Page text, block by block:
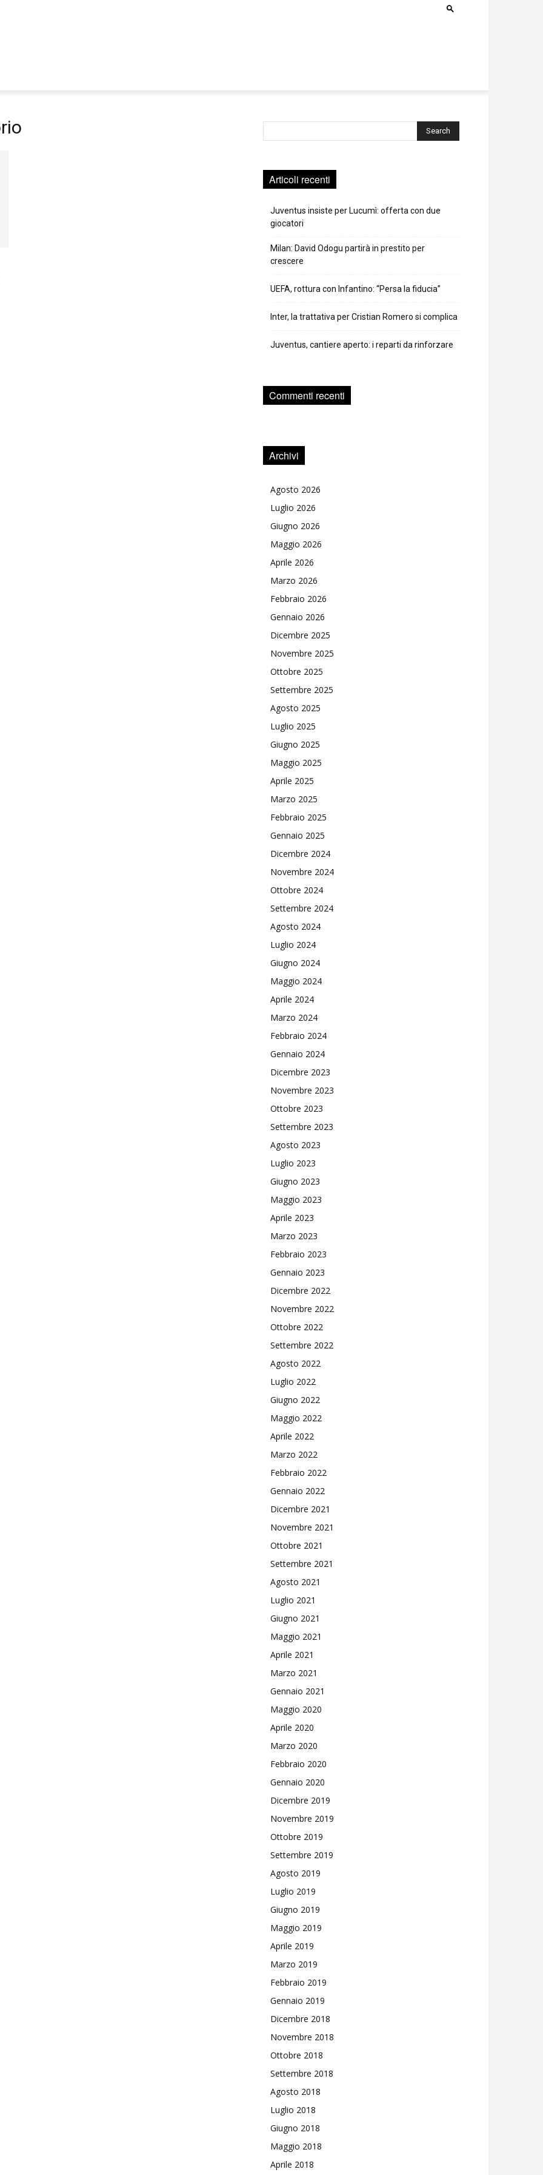
Articoli recenti
Juventus insiste per Lucumì: offerta con due
giocatori
Milan: David Odogu partirà in prestito per
crescere
UEFA, rottura con Infantino: “Persa la fiducia”
Inter, la trattativa per Cristian Romero si complica
Juventus, cantiere aperto: i reparti da rinforzare
Commenti recenti
Archivi
Agosto 2026
Luglio 2026
Giugno 2026
Maggio 2026
Aprile 2026
Marzo 2026
Febbraio 2026
Gennaio 2026
Dicembre 2025
Novembre 2025
Ottobre 2025
Settembre 2025
Agosto 2025
Luglio 2025
Giugno 2025
Maggio 2025
Aprile 2025
Marzo 2025
Febbraio 2025
Gennaio 2025
Dicembre 2024
Novembre 2024
Ottobre 2024
Settembre 2024
Agosto 2024
Luglio 2024
Giugno 2024
Maggio 2024
Aprile 2024
Marzo 2024
Febbraio 2024
Gennaio 2024
Dicembre 2023
Novembre 2023
Ottobre 2023
Settembre 2023
Agosto 2023
Luglio 2023
Giugno 2023
Maggio 2023
Aprile 2023
Marzo 2023
Febbraio 2023
Gennaio 2023
Dicembre 2022
Novembre 2022
Ottobre 2022
Settembre 2022
Agosto 2022
Luglio 2022
Giugno 2022
Maggio 2022
Aprile 2022
Marzo 2022
Febbraio 2022
Gennaio 2022
Dicembre 2021
Novembre 2021
Ottobre 2021
Settembre 2021
Agosto 2021
Luglio 2021
Giugno 2021
Maggio 2021
Aprile 2021
Marzo 2021
Gennaio 2021
Maggio 2020
Aprile 2020
Marzo 2020
Febbraio 2020
Gennaio 2020
Dicembre 2019
Novembre 2019
Ottobre 2019
Settembre 2019
Agosto 2019
Luglio 2019
Giugno 2019
Maggio 2019
Aprile 2019
Marzo 2019
Febbraio 2019
Gennaio 2019
Dicembre 2018
Novembre 2018
Ottobre 2018
Settembre 2018
Agosto 2018
Luglio 2018
Giugno 2018
Maggio 2018
Aprile 2018